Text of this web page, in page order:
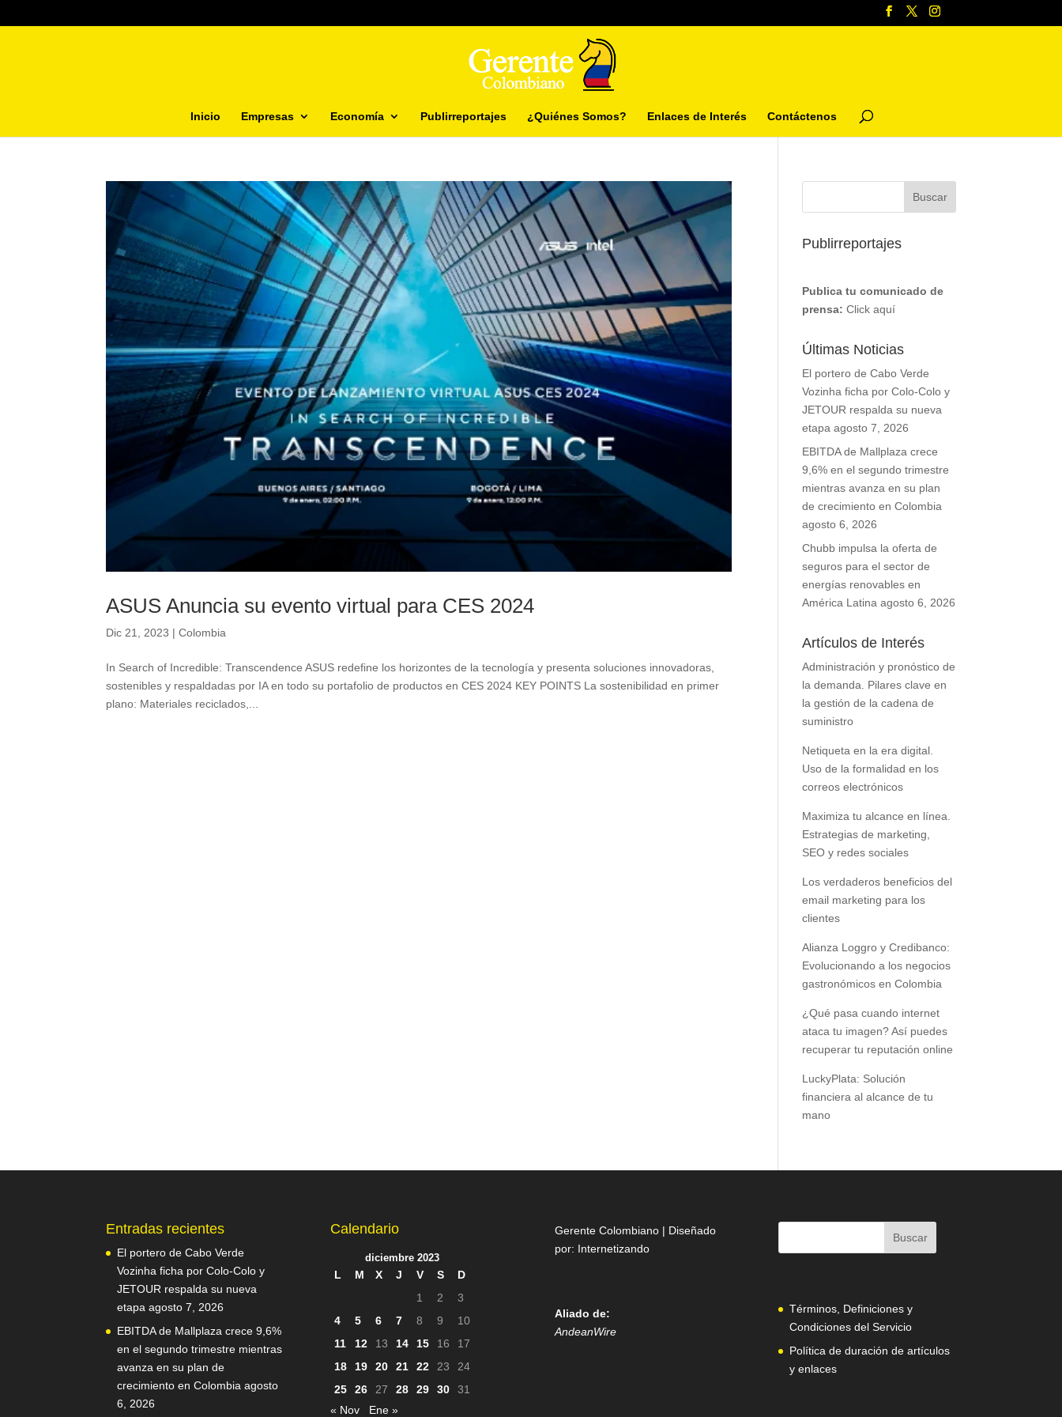
Inicio Empresas Economía Publirreportajes ¿Quiénes Somos? Enlaces de Interés Contáctenos
ASUS Anuncia su evento virtual para CES 2024
Dic 21, 2023 |Colombia
In Search of Incredible: Transcendence ASUS redefine los horizontes de la tecnología y presenta soluciones innovadoras,
sostenibles y respaldadas por IA en todo su portafolio de productos en CES 2024 KEY POINTS La sostenibilidad en primer
plano: Materiales reciclados,...
Publirreportajes
Publica tu comunicado de
prensa: Click aquí
Últimas Noticias
El portero de Cabo Verde
Vozinha ficha por Colo-Colo y
JETOUR respalda su nueva
etapa agosto 7, 2026
EBITDA de Mallplaza crece
9,6% en el segundo trimestre
mientras avanza en su plan
de crecimiento en Colombia
agosto 6, 2026
Chubb impulsa la oferta de
seguros para el sector de
energías renovables en
América Latina agosto 6, 2026
Artículos de Interés
Administración y pronóstico de
la demanda. Pilares clave en
la gestión de la cadena de
suministro
Netiqueta en la era digital.
Uso de la formalidad en los
correos electrónicos
Maximiza tu alcance en línea.
Estrategias de marketing,
SEO y redes sociales
Los verdaderos beneficios del
email marketing para los
clientes
Alianza Loggro y Credibanco:
Evolucionando a los negocios
gastronómicos en Colombia
¿Qué pasa cuando internet
ataca tu imagen? Así puedes
recuperar tu reputación online
LuckyPlata: Solución
financiera al alcance de tu
mano
Entradas recientes
El portero de Cabo Verde
Vozinha ficha por Colo-Colo y
JETOUR respalda su nueva
etapa agosto 7, 2026
EBITDA de Mallplaza crece 9,6%
en el segundo trimestre mientras
avanza en su plan de
crecimiento en Colombia agosto
6, 2026
Calendario
diciembre 2023
L M X J V S
D
1
2
3
4
5 6 7 8 9
10
11
12 13 14 15 16
17
18
19 20 21 22 23
24
25
26 27 28 29 30
31
« Nov
Ene »
Gerente Colombiano | Diseñado
por: Internetizando
Aliado de:
AndeanWire
Términos, Definiciones y
Condiciones del Servicio
Política de duración de artículos
y enlaces